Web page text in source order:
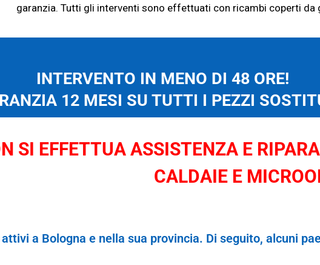
garanzia. Tutti gli interventi sono effettuati con ricambi coperti da
INTERVENTO IN MENO DI 48 ORE!
12 MESI SU TUTTI I PEZZI
SI EFFETTUA ASSISTENZA E
CALDAIE E
attivi a Bologna e nella sua provincia. Di seguito, alcuni